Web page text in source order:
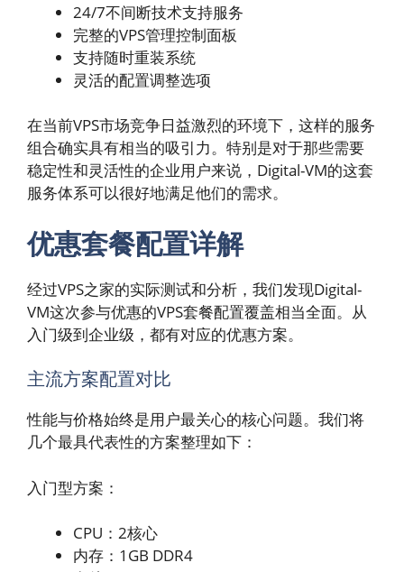
24/7不间断技术支持服务
完整的VPS管理控制面板
支持随时重装系统
灵活的配置调整选项
在当前VPS市场竞争日益激烈的环境下，这样的服务
组合确实具有相当的吸引力。特别是对于那些需要
稳定性和灵活性的企业用户来说，Digital-VM的这套
服务体系可以很好地满足他们的需求。
优惠套餐配置详解
经过VPS之家的实际测试和分析，我们发现Digital-
VM这次参与优惠的VPS套餐配置覆盖相当全面。从
入门级到企业级，都有对应的优惠方案。
主流方案配置对比
性能与价格始终是用户最关心的核心问题。我们将
几个最具代表性的方案整理如下：
入门型方案：
CPU：2核心
内存：1GB DDR4